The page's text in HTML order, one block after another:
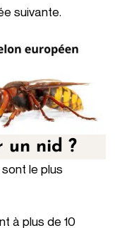
suivante.
un nid ?
sont le plus
à plus de 10